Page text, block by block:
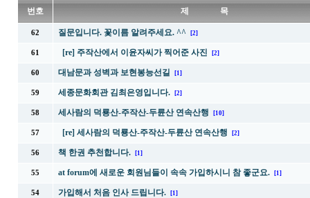
번호 제 목
62 질문입니다. 꽃이름 알려주세요. ^^ [2]
61 [re] 주작산에서 이윤자씨가 찍어준 사진 [2]
60 대남문과 성벽과 보현봉능선길 [1]
59 세종문화회관 김최은영입니다. [2]
58 세사람의 덕룡산-주작산-두륜산 연속산행 [10]
57 [re] 세사람의 덕룡산-주작산-두륜산 연속산행 [2]
56 책 한권 추천합니다. [1]
55 at forum에 새로운 회원님들이 속속 가입하시니 참 좋군요. [1]
54 가입해서 처음 인사 드립니다. [1]